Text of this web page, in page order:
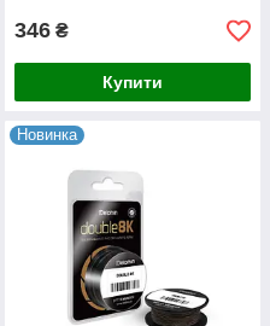
346 ₴
Купити
Новинка